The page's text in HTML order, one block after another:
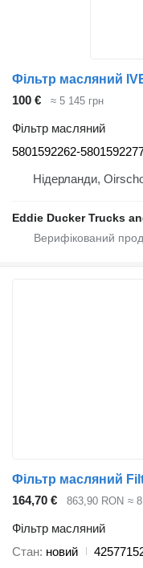
100 € ≈ 5 145 грн
Фільтр масляний
5801592262-
Нідерланди,
Eddie Ducker Trucks
164,70 € 863,90 RON ≈
Фільтр масляний
Стан новий